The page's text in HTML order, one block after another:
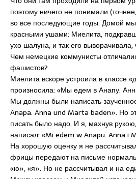
поэтому ничего не понимали
во все последующие годы. Домой
красными ушами: Миелита,
ухо шалуна, и так его выворачивала,
Чем немецкие коммунисты
фашистов?
Миелита вскоре устроила в классе
произносила: «Мы едем в Анапу.
Мы должны были написать
Anapa. Anna und Marta baden». Но
писать было надо. И я, махнув
написал: «Mi edem w Anapu. Anna i
На хорошую оценку я не
фрицы передают на письме
«ю», «я». Но не рассчитывал и на